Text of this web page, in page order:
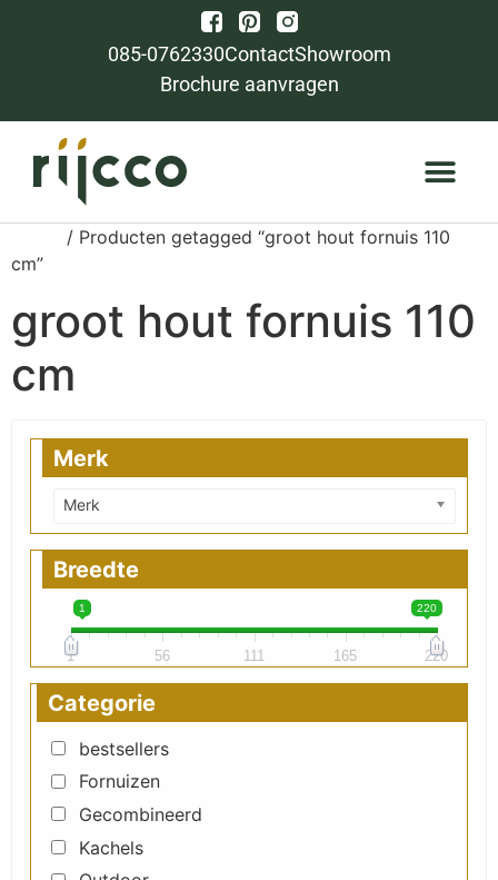
085-0762330ContactShowroom
Brochure aanvragen
/ Producten getagged “groot hout fornuis 110
cm”
groot hout fornuis 110
cm
Merk
Merk
Breedte
1 220
1 56 111 165 220
Categorie
bestsellers
Fornuizen
Gecombineerd
Kachels